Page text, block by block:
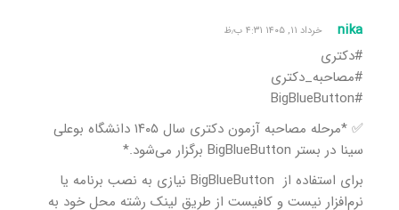
nika خرداد ۱۱, ۱۴۰۵ ۴:۳۱ ب٫ظ
#دکتری
#مصاحبه_دکتری
#BigBlueButton
✅️ *مرحله مصاحبه آزمون دکتری سال ۱۴۰۵ دانشگاه بوعلی
سینا در بستر BigBlueButton برگزار می‌شود.*
برای استفاده از BigBlueButton نیازی به نصب برنامه یا
نرم‌افزار نیست و کافیست از طریق لینک رشته محل خود به